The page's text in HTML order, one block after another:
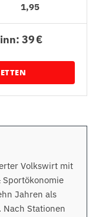
1,95
39 €
Volkswirt mit
Jahren als
Stationen